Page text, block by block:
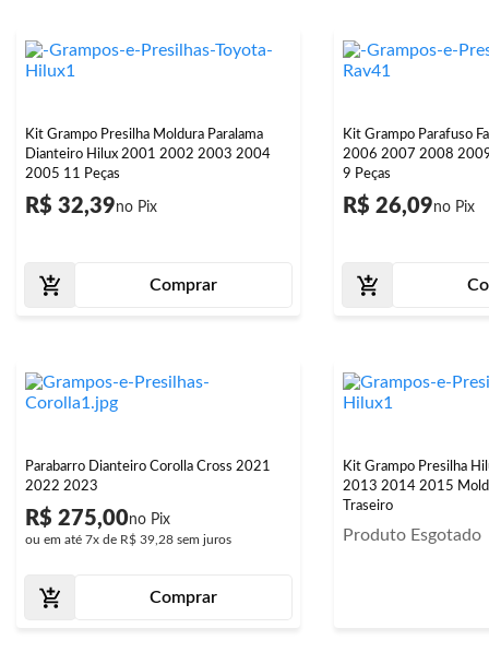
Kit Grampo Presilha Moldura Paralama
Dianteiro Hilux 2001 2002 2003 2004
2005 11 Peças
R$ 32,39
Comprar
Kit Grampo Parafuso
2006 2007 2008
9 Peças
R$ 26,09
Parabarro Dianteiro Corolla Cross 2021
2022 2023
R$ 275,00
ou em até 7x de R$ 39,28 sem juros
Comprar
Kit Grampo Presilha
2013 2014 2015
Traseiro
Produto Esgotado